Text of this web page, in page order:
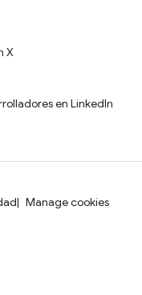
X
en LinkedIn
Manage cookies